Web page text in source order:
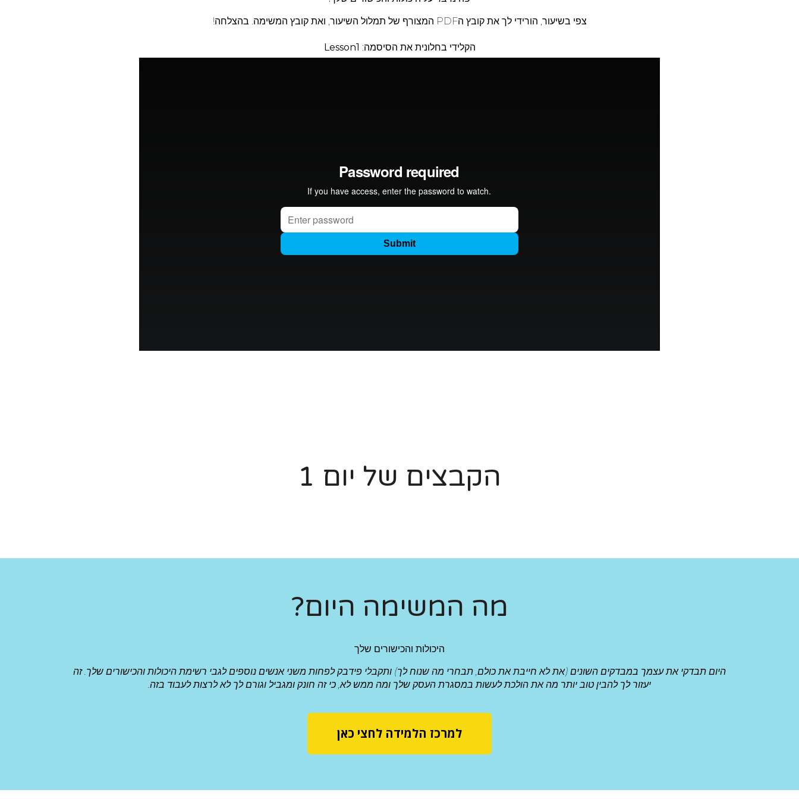
צפי בשיעור, הורידי לך את קובץ הPDF המצורף של תמלול השיעור, ואת קובץ המשימה. בהצלחה!
הקלידי בחלונית את הסיסמה: Lesson1
הקבצים של יום 1
מה המשימה היום?
היכולות והכישורים שלך
היום תבדקי את עצמך במבדקים השונים (את לא חייבת את כולם, תבחרי מה שנוח לך) ותקבלי פידבק לפחות משני אנשים נוספים לגבי רשימת היכולות והכישורים שלך. זה
יעזור לך להבין טוב יותר מה את הולכת לעשות במסגרת העסק שלך ומה ממש לא, כי זה חונק ומגביל וגורם לך לא לרצות לעבוד בזה.
למרכז הלמידה לחצי כאן